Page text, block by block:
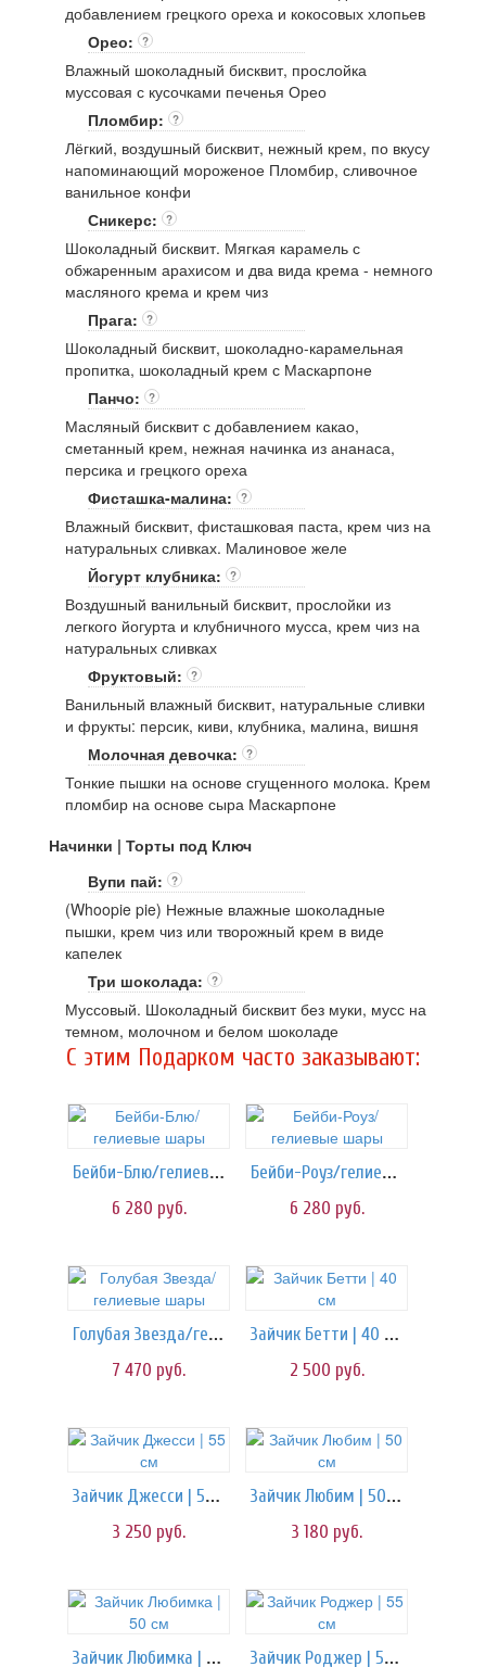
добавлением грецкого ореха и кокосовых хлопьев
Орео:
?
Влажный шоколадный бисквит, прослойка
муссовая с кусочками печенья Орео
Пломбир:
?
Лёгкий, воздушный бисквит, нежный крем, по вкусу
напоминающий мороженое Пломбир, сливочное
ванильное конфи
Сникерс:
?
Шоколадный бисквит. Мягкая карамель с
обжаренным арахисом и два вида крема - немного
масляного крема и крем чиз
Прага:
?
Шоколадный бисквит, шоколадно-карамельная
пропитка, шоколадный крем с Маскарпоне
Панчо:
?
Масляный бисквит с добавлением какао,
сметанный крем, нежная начинка из ананаса,
персика и грецкого ореха
Фисташка-малина:
?
Влажный бисквит, фисташковая паста, крем чиз на
натуральных сливках. Малиновое желе
Йогурт клубника:
?
Воздушный ванильный бисквит, прослойки из
легкого йогурта и клубничного мусса, крем чиз на
натуральных сливках
Фруктовый:
?
Ванильный влажный бисквит, натуральные сливки
и фрукты: персик, киви, клубника, малина, вишня
Молочная девочка:
?
Тонкие пышки на основе сгущенного молока. Крем
пломбир на основе сыра Маскарпоне
Начинки | Торты под Ключ
Вупи пай:
?
(Whoopie pie) Нежные влажные шоколадные
пышки, крем чиз или творожный крем в виде
капелек
Три шоколада:
?
Муссовый. Шоколадный бисквит без муки, мусс на
темном, молочном и белом шоколаде
C этим Подарком часто заказывают:
Бейби-Блю/гелиевые шары
6 280 руб.
Бейби-Роуз/гелиевые шары
6 280 руб.
Голубая Звезда/гелиевые шары
7 470 руб.
Зайчик Бетти | 40 см
2 500 руб.
Зайчик Джесси | 55 см
3 250 руб.
Зайчик Любим | 50 см
3 180 руб.
Зайчик Любимка | 50 см Зайчик Роджер | 55 см